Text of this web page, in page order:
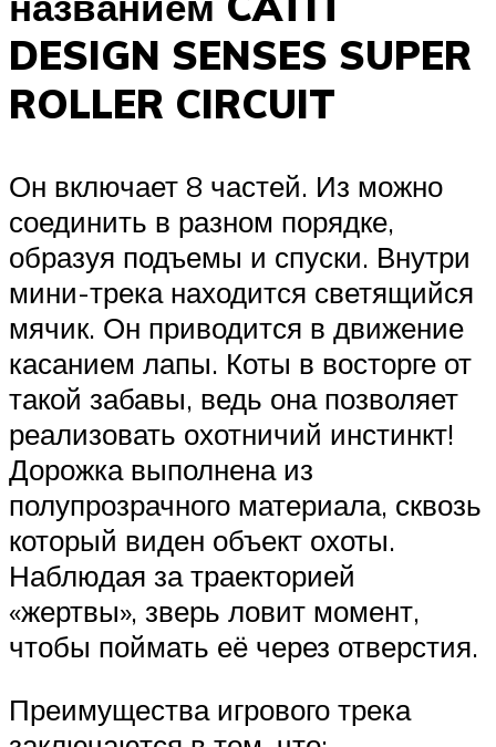
DESIGN SENSES SUPER
ROLLER CIRCUIT
Он включает 8 частей. Из можно
соединить в разном порядке,
образуя подъемы и спуски. Внутри
мини-трека находится светящийся
мячик. Он приводится в движение
касанием лапы. Коты в восторге от
такой забавы, ведь она позволяет
реализовать охотничий инстинкт!
Дорожка выполнена из
полупрозрачного материала, сквозь
который виден объект охоты.
Наблюдая за траекторией
«жертвы», зверь ловит момент,
чтобы поймать её через отверстия.
Преимущества игрового трека